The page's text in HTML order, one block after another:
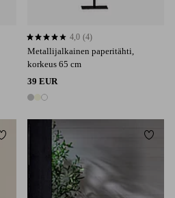
Metallijalkainen paperitähti,
korkeus 65 cm
39 EUR
3 värejä
4,0 perustuen 4 arvosanaan
4,0 (4)
Lisää suosikkeihin Lisää